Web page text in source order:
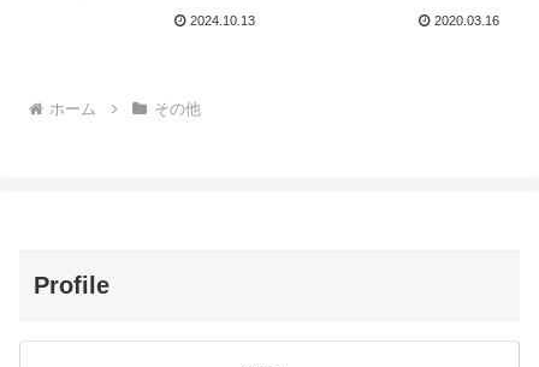
て製造年を確認する方法、文字
2024.10.13
平安初期（815年）の『日本後
2020.03.16
ホーム その他
Profile